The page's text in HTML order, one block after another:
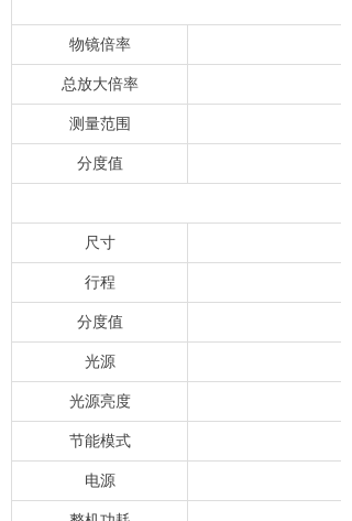
物镜倍率
总放大倍率
测量范围
分度值
尺寸
行程
分度值
光源
光源亮度
节能模式
电源